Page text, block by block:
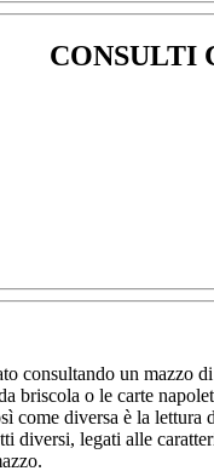
CONSULTI
consultando un mazzo
briscola o le carte
diversa è la
diversi, legati alle